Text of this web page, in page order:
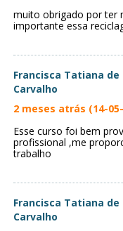
muito obrigado por ter
importante essa
Francisca Tatiana de
Carvalho
2 meses atrás (14-
Esse curso foi bem
profissional ,me
trabalho
Francisca Tatiana de
Carvalho